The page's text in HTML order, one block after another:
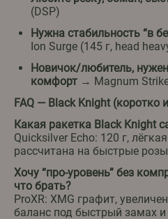
(DSP)
Нужна стабильность “в
Ion Surge (145 г, head
Новичок/любитель,
комфорт → Magnum
FAQ — Black Knight (коротко
Какая ракетка Black Knight
Quicksilver Echo: 120 г,
рассчитана на быстрые
Хочу “про-уровень” без
что брать?
ProXR: XMG графит,
баланс под быстрый замах и